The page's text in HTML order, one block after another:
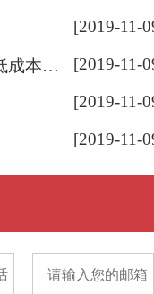
器，高频开关电源中
(10～50kHz)变压器。
[2019-11-
注塑机更换螺杆料筒在节能和降低成本有显著效果 [2019-11-
[2019-11-
[2019-11-